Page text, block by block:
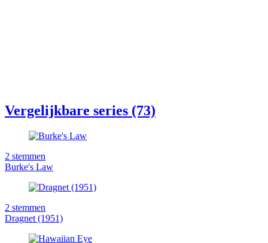
Vergelijkbare series (73)
2 stemmen
Burke's Law
2 stemmen
Dragnet (1951)